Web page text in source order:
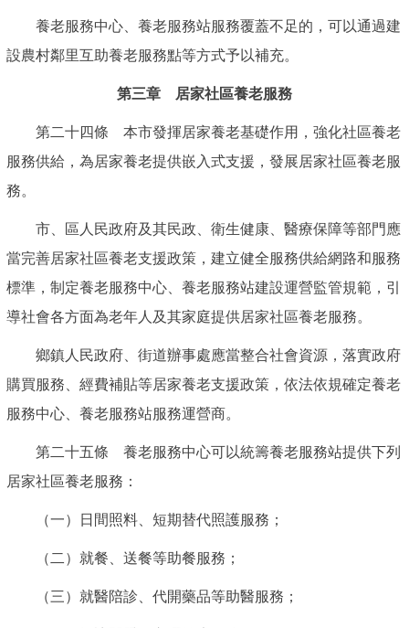
養老服務中心、養老服務站服務覆蓋不足的，可以通過建
設農村鄰里互助養老服務點等方式予以補充。
第三章 居家社區養老服務
第二十四條 本市發揮居家養老基礎作用，強化社區養老
服務供給，為居家養老提供嵌入式支援，發展居家社區養老服
務。
市、區人民政府及其民政、衛生健康、醫療保障等部門應
當完善居家社區養老支援政策，建立健全服務供給網路和服務
標準，制定養老服務中心、養老服務站建設運營監管規範，引
導社會各方面為老年人及其家庭提供居家社區養老服務。
鄉鎮人民政府、街道辦事處應當整合社會資源，落實政府
購買服務、經費補貼等居家養老支援政策，依法依規確定養老
服務中心、養老服務站服務運營商。
第二十五條 養老服務中心可以統籌養老服務站提供下列
居家社區養老服務：
（一）日間照料、短期替代照護服務；
（二）就餐、送餐等助餐服務；
（三）就醫陪診、代開藥品等助醫服務；